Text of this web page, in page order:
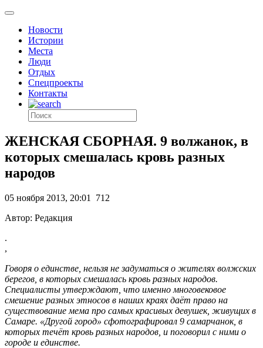
Новости
Истории
Места
Люди
Отдых
Спецпроекты
Контакты
ЖЕНСКАЯ СБОРНАЯ. 9 волжанок, в
которых смешалась кровь разных
народов
05 ноября 2013, 20:01
712
Автор: Редакция
.
,
Говоря о единстве, нельзя не задуматься о жителях волжских
берегов, в которых смешалась кровь разных народов.
Специалисты утверждают, что именно многовековое
смешение разных этносов в наших краях даёт право на
существование мема про самых красивых девушек, живущих в
Самаре. «Другой город» сфотографировал 9 самарчанок, в
которых течёт кровь разных народов, и поговорил с ними о
городе и единстве.